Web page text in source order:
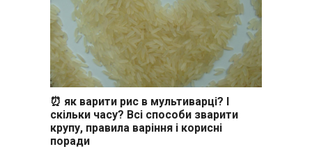
⏰ як варити рис в мультиварці? І
скільки часу? Всі способи зварити
крупу, правила варіння і корисні
поради